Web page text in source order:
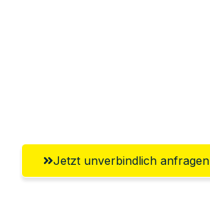
Jetzt unverbindlich anfragen